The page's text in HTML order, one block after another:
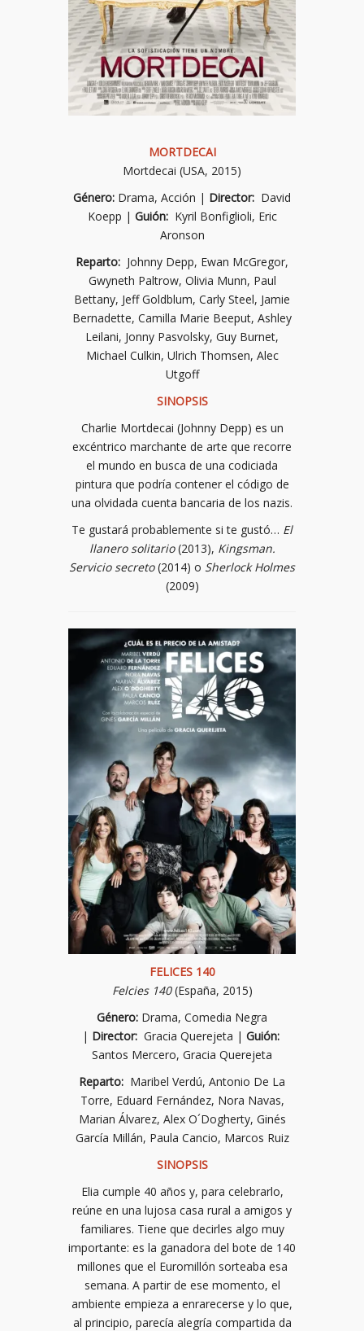
MORTDECAI
Mortdecai (USA, 2015)
Género: Drama, Acción | Director: David
Koepp | Guión: Kyril Bonfiglioli, Eric
Aronson
Reparto: Johnny Depp, Ewan McGregor,
Gwyneth Paltrow, Olivia Munn, Paul
Bettany, Jeff Goldblum, Carly Steel, Jamie
Bernadette, Camilla Marie Beeput, Ashley
Leilani, Jonny Pasvolsky, Guy Burnet,
Michael Culkin, Ulrich Thomsen, Alec
Utgoff
SINOPSIS
Charlie Mortdecai (Johnny Depp) es un
excéntrico marchante de arte que recorre
el mundo en busca de una codiciada
pintura que podría contener el código de
una olvidada cuenta bancaria de los nazis.
Te gustará probablemente si te gustó… El
llanero solitario(2013), Kingsman.
Servicio secreto(2014) o Sherlock Holmes
(2009)
FELICES 140
Felcies 140(España, 2015)
Género: Drama, Comedia Negra
| Director: Gracia Querejeta | Guión:
Santos Mercero, Gracia Querejeta
Reparto: Maribel Verdú, Antonio De La
Torre, Eduard Fernández, Nora Navas,
Marian Álvarez, Alex O´Dogherty, Ginés
García Millán, Paula Cancio, Marcos Ruiz
SINOPSIS
Elia cumple 40 años y, para celebrarlo,
reúne en una lujosa casa rural a amigos y
familiares. Tiene que decirles algo muy
importante: es la ganadora del bote de 140
millones que el Euromillón sorteaba esa
semana. A partir de ese momento, el
ambiente empieza a enrarecerse y lo que,
al principio, parecía alegría compartida da